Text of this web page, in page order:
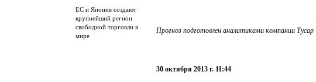
ЕС и Япония создают
крупнейший регион
свободной торговли в
мире
Прогноз подготовлен аналитиками компании
30 октября 2013 г. 11:44